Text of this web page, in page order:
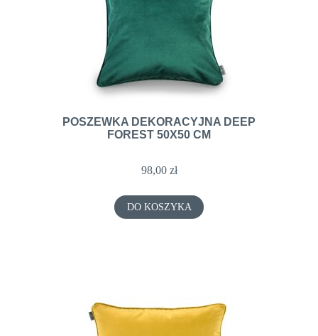
POSZEWKA DEKORACYJNA DEEP
FOREST 50X50 CM
98,00 zł
DO KOSZYKA